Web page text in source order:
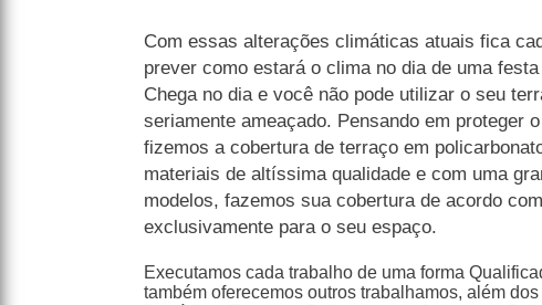
Com essas alterações climáticas atuais fica
prever como estará o clima no dia de uma
Chega no dia e você não pode utilizar o seu
seriamente ameaçado. Pensando em proteger
fizemos a cobertura de terraço em
materiais de altíssima qualidade e com uma
modelos, fazemos sua cobertura de acordo
exclusivamente para o seu espaço.
Executamos cada trabalho de uma forma
também oferecemos outros trabalhamos, além